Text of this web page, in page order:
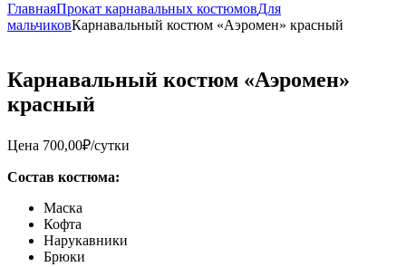
ГлавнаяПрокат карнавальных костюмовДля
мальчиковКарнавальный костюм «Аэромен» красный
Карнавальный костюм «Аэромен»
красный
Цена 700,00₽/сутки
Состав костюма:
Маска
Кофта
Нарукавники
Брюки